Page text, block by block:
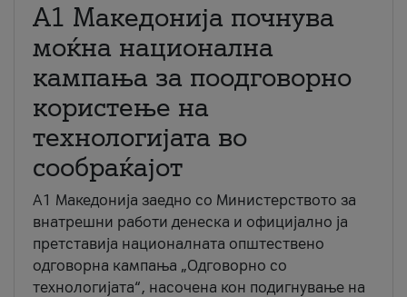
A1 Македонија почнува
моќна национална
кампања за поодговорно
користење на
технологијата во
сообраќајот
A1 Македонија заедно со Министерството за
внатрешни работи денеска и официјално ја
претставија националната општествено
одговорна кампања „Одговорно со
технологијата“, насочена кон подигнување на